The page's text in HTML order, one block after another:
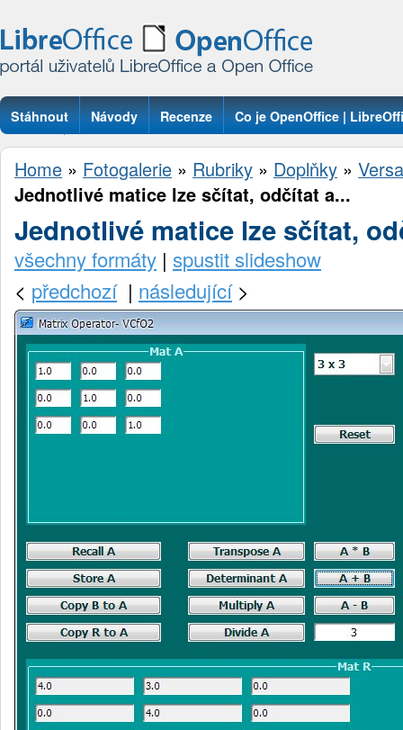
Stáhnout Návody Recenze Co je OpenOffice |
Otázky
Home » Fotogalerie » Rubriky » Doplňky »
Jednotlivé matice lze sčítat, odčítat a...
Jednotlivé matice lze sčítat,
všechny formáty | spustit slideshow
< předchozí| následující>